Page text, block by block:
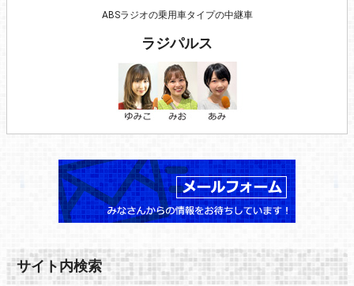
ABSラジオの乗用車タイプの中継車
ラジパルス
サイト内検索